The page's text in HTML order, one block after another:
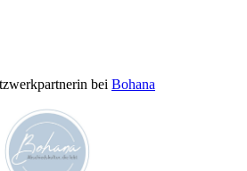
bei Bohana